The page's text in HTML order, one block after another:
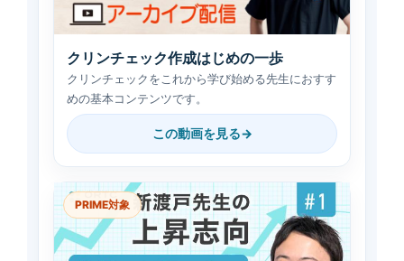
クリンチェック作成はじめの一歩
クリンチェックをこれから学び始める先生におすす
めの基本コンテンツです。
この動画を見る
PRIME対象